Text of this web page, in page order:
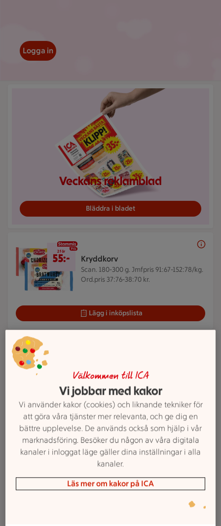
Logga in
Veckans reklamblad
Bläddra i bladet
Kryddkorv
Scan. 180-300 g. Jmfpris 91:67-152:78/kg.
Ord.pris 37:76-38:70 kr.
2 för 55 kr
2 för
55:-
Lägg i inköpslista
Lönneberga. 90-105 g.
233:33/kg. Ord.pris 30:19 kr.
Lägg i inköpslista
Västerbottensost®
Ord.pris 119:15 kr.
89 kr/st
89:-
Välkommen till ICA
Vi jobbar med kakor
Vi använder kakor (cookies) och liknande tekniker för
att göra våra tjänster mer relevanta, och ge dig en
bättre upplevelse. De används också som hjälp i vår
marknadsföring. Besöker du någon av våra digitala
kanaler i inloggat läge gäller dina inställningar i alla
kanaler.
Läs mer om kakor på ICA